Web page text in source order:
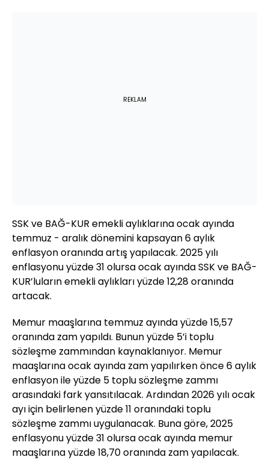
REKLAM
SSK ve BAĞ-KUR emekli aylıklarına ocak ayında
temmuz - aralık dönemini kapsayan 6 aylık
enflasyon oranında artış yapılacak. 2025 yılı
enflasyonu yüzde 31 olursa ocak ayında SSK ve BAĞ-
KUR’luların emekli aylıkları yüzde 12,28 oranında
artacak.
Memur maaşlarına temmuz ayında yüzde 15,57
oranında zam yapıldı. Bunun yüzde 5’i toplu
sözleşme zammından kaynaklanıyor. Memur
maaşlarına ocak ayında zam yapılırken önce 6 aylık
enflasyon ile yüzde 5 toplu sözleşme zammı
arasındaki fark yansıtılacak. Ardından 2026 yılı ocak
ayı için belirlenen yüzde 11 oranındaki toplu
sözleşme zammı uygulanacak. Buna göre, 2025
enflasyonu yüzde 31 olursa ocak ayında memur
maaşlarına yüzde 18,70 oranında zam yapılacak.